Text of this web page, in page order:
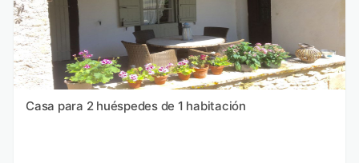
Casa para 2 huéspedes de 1 habitación